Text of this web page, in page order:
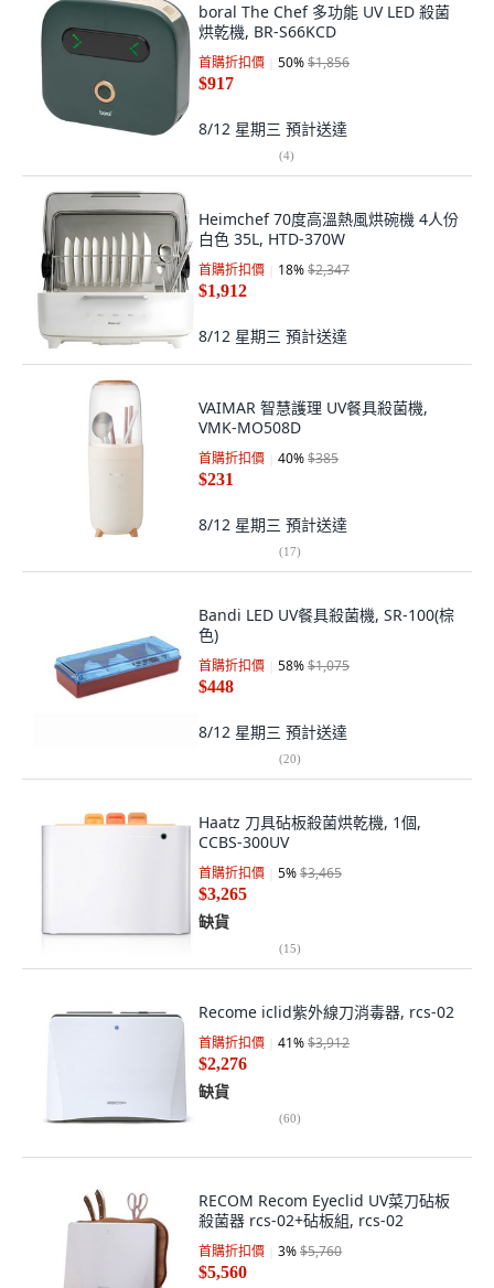
boral The Chef 多功能 UV LED 殺菌
烘乾機, BR-S66KCD
首購折扣價 50%$1,856
$917
8/12 星期三 預計送達
(4)
Heimchef 70度高溫熱風烘碗機 4人份
白色 35L, HTD-370W
首購折扣價 18%$2,347
$1,912
8/12 星期三 預計送達
VAIMAR 智慧護理 UV餐具殺菌機,
VMK-MO508D
首購折扣價 40%$385
$231
8/12 星期三 預計送達
(17)
Bandi LED UV餐具殺菌機, SR-100(棕
色)
首購折扣價 58%$1,075
$448
8/12 星期三 預計送達
(20)
Haatz 刀具砧板殺菌烘乾機, 1個,
CCBS-300UV
首購折扣價 5%$3,465
$3,265
缺貨
(15)
Recome iclid紫外線刀消毒器, rcs-02
首購折扣價 41%$3,912
$2,276
缺貨
(60)
RECOM Recom Eyeclid UV菜刀砧板
殺菌器 rcs-02+砧板組, rcs-02
首購折扣價 3%$5,760
$5,560